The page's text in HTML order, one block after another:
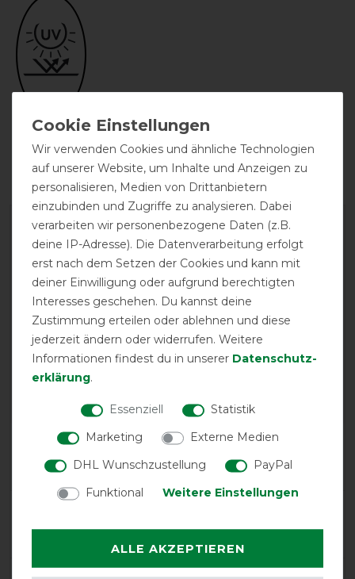
UV-Schutz
Kentucky Horsewear
Ekzemerdecke mit Hut -
Grau, 145
Product Reviews
1
3/5
Wir verwenden Cookies und ähnliche Technologien
auf unserer Website, um Inhalte und Anzeigen zu
personalisieren, Medien von Drittanbietern
einzubinden und Zugriffe zu analysieren. Dabei
verarbeiten wir personenbezogene Daten (z.B.
deine IP-Adresse). Die Datenverarbeitung erfolgt
erst nach dem Setzen der Cookies und kann mit
deiner Einwilligung oder aufgrund berechtigten
Interesses geschehen. Du kannst deine
Zustimmung erteilen oder ablehnen und diese
jederzeit ändern oder widerrufen. Weitere
Informationen findest du in unserer Daten­schutz­
erklärung.
Essenziell
Statistik
Marketing
Externe Medien
DHL Wunschzustellung
PayPal
Funktional
Weitere Einstellungen
ALLE AKZEPTIEREN